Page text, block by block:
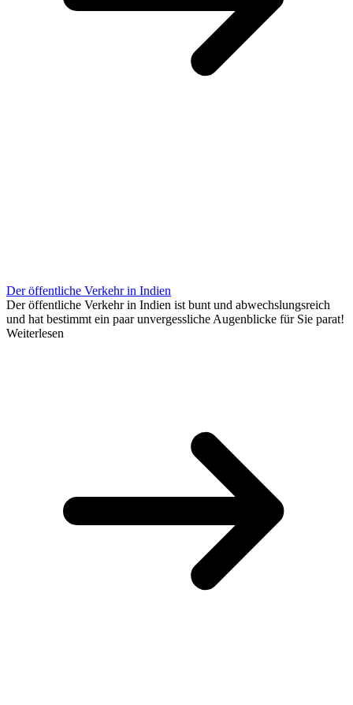
Der öffentliche Verkehr in Indien
Der öffentliche Verkehr in Indien ist bunt und abwechslungsreich
und hat bestimmt ein paar unvergessliche Augenblicke für Sie parat!
Weiterlesen